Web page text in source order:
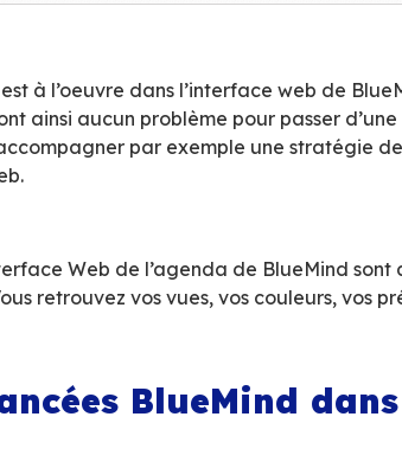
le connecteur BlueMind
exactement les mêmes
atouts :